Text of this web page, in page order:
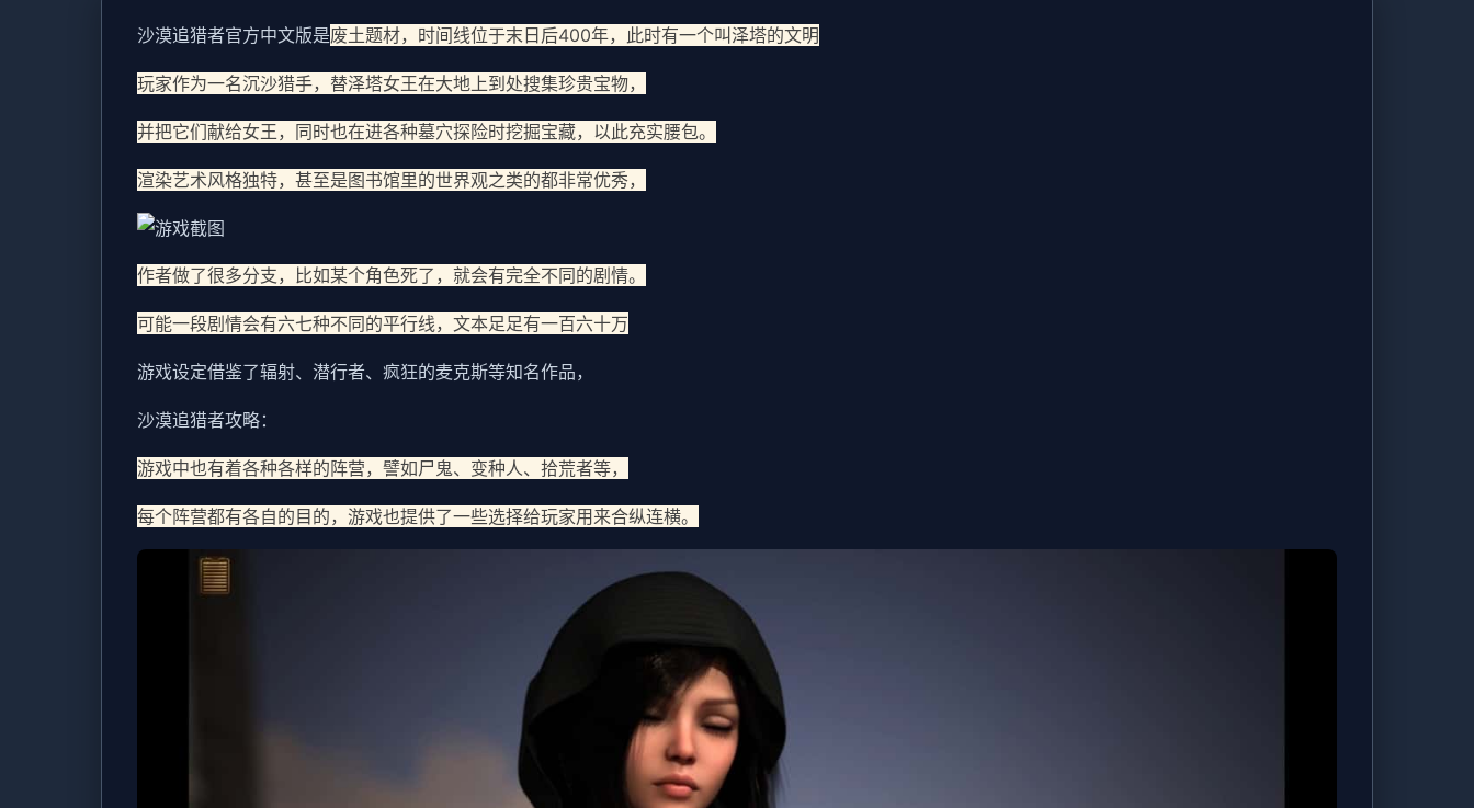
沙漠追猎者官方中文版是废土题材，时间线位于末日后400年，此时有一个叫泽塔的文明
玩家作为一名沉沙猎手，替泽塔女王在大地上到处搜集珍贵宝物，
并把它们献给女王，同时也在进各种墓穴探险时挖掘宝藏，以此充实腰包。
渲染艺术风格独特，甚至是图书馆里的世界观之类的都非常优秀，
作者做了很多分支，比如某个角色死了，就会有完全不同的剧情。
可能一段剧情会有六七种不同的平行线，文本足足有一百六十万
游戏设定借鉴了辐射、潜行者、疯狂的麦克斯等知名作品，
沙漠追猎者攻略：
游戏中也有着各种各样的阵营，譬如尸鬼、变种人、拾荒者等，
每个阵营都有各自的目的，游戏也提供了一些选择给玩家用来合纵连横。